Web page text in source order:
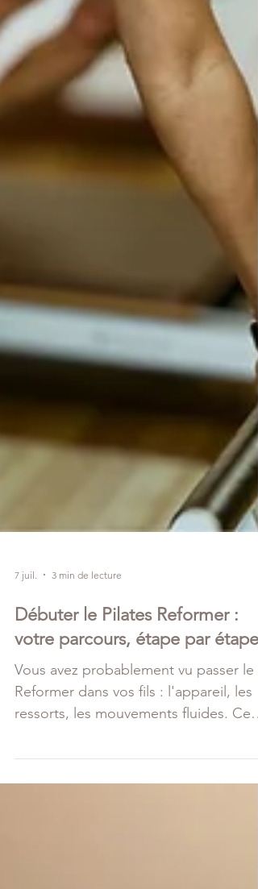
7 juil. 3 min de lecture
Débuter le Pilates Reformer :
votre parcours, étape par étape
Vous avez probablement vu passer le
ressorts, les mouvements fluides. Ce
que les vidéos montrent rarement,